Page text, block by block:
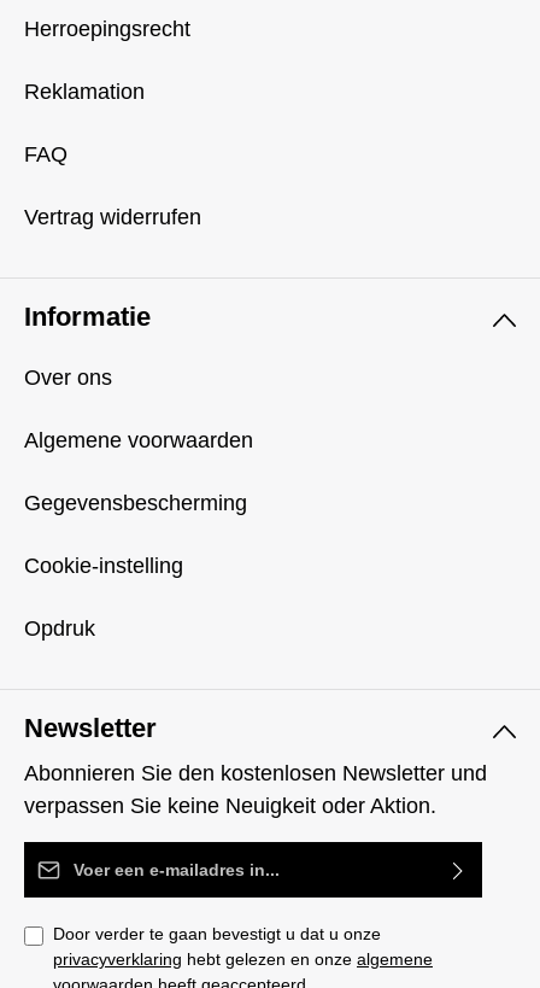
Newsletter
Abonnieren Sie den kostenlosen Newsletter und
verpassen Sie keine Neuigkeit oder Aktion.
E-mailadres*
Door verder te gaan bevestigt u dat u onze
privacyverklaring hebt gelezen en onze algemene
Herroepingsrecht
Reklamation
FAQ
Vertrag widerrufen
Informatie
Over ons
Algemene voorwaarden
Gegevensbescherming
Cookie-instelling
Opdruk